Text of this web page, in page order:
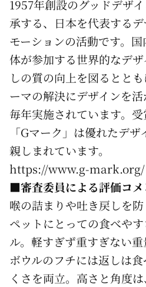
1957年創設のグッドデザ
承する、日本を代表する
モーションの活動です。
体が参加する世界的なデ
しの質の向上を図るとと
ーマの解決にデザインを活
毎年実施されています。
「Gマーク」は優れたデ
親しまれています。
https://www.g-mark.org/
■審査委員による評価コメ
喉の詰まりや吐き戻しを防
ペットにとっての食べや
ル。軽すぎず重すぎない重
ボウルのフチには返しは
くさを両立。高さと角度